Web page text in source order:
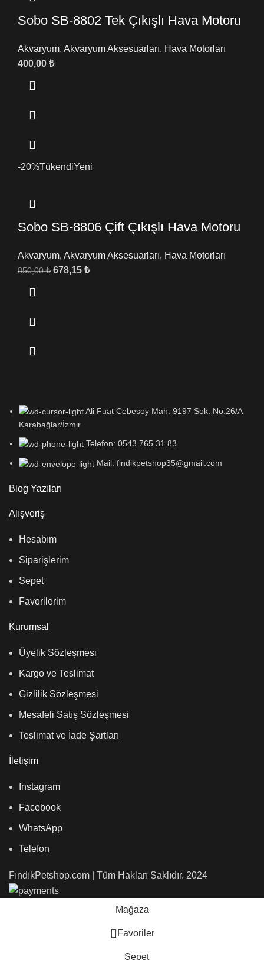
Sobo SB-8802 Tek Çıkışlı Hava Motoru
Akvaryum, Akvaryum Aksesuarları, Hava Motorları
400,00 ₺
-20%TükendiYeni
Sobo SB-8806 Çift Çıkışlı Hava Motoru
Akvaryum, Akvaryum Aksesuarları, Hava Motorları
850,00₺ 678,15 ₺
Ali Fuat Cebesoy Mah. 9197 Sok. No:26/A
Karabağlar/İzmir
Telefon: 0543 765 31 83
Mail: findikpetshop35@gmail.com
Blog Yazıları
Alışveriş
Hesabım
Siparişlerim
Sepet
Favorilerim
Kurumsal
Üyelik Sözleşmesi
Kargo ve Teslimat
Gizlilik Sözleşmesi
Mesafeli Satış Sözleşmesi
Teslimat ve İade Şartları
İletişim
Instagram
Facebook
WhatsApp
Telefon
FındıkPetshop.com | Tüm Hakları Saklıdır. 2024
Mağaza
Favoriler
Sepet